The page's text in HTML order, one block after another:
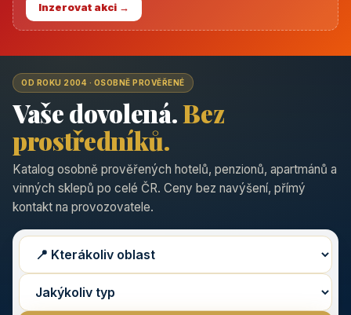
Inzerovat akci →
OD ROKU 2004 · OSOBNĚ PROVĚŘENÉ
Vaše dovolená.Bez
prostředníků.
Katalog osobně prověřených hotelů, penzionů, apartmánů a
vinných sklepů po celé ČR. Ceny bez navýšení, přímý
kontakt na provozovatele.